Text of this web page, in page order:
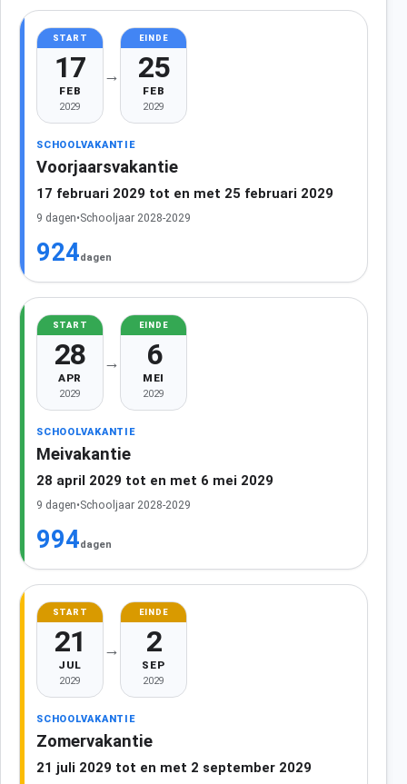
START
17
FEB
2029
→
EINDE
25
FEB
2029
SCHOOLVAKANTIE
Voorjaarsvakantie
17 februari 2029 tot en met 25 februari 2029
9 dagen•Schooljaar 2028-2029
924dagen
START
28
APR
2029
→
EINDE
6
MEI
2029
SCHOOLVAKANTIE
Meivakantie
28 april 2029 tot en met 6 mei 2029
9 dagen•Schooljaar 2028-2029
994dagen
START
21
JUL
2029
→
EINDE
2
SEP
2029
SCHOOLVAKANTIE
Zomervakantie
21 juli 2029 tot en met 2 september 2029